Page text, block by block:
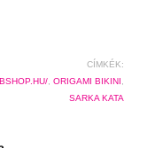
CÍMKÉK:
ORIGAMI BIKINI
SARKA KATA